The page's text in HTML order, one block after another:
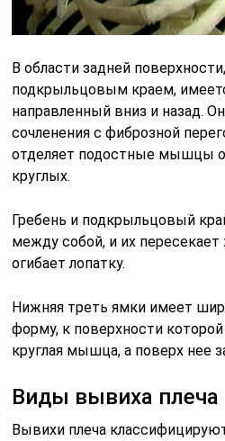
В области задней
подкрыльцовым краем,
направленный вниз и назад.
сочленения с фиброзной
отделяет подостные мышцы
круглых.
Гребень и подкрыльцовый
между собой, и их
огибает лопатку.
Нижняя треть ямки имеет
форму, к поверхности
круглая мышца, а поверх нее
Виды вывиха плеча
Вывихи плеча